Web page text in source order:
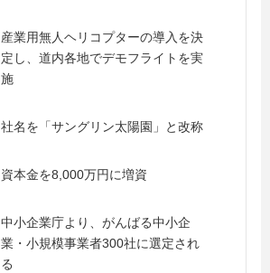
産業用無人ヘリコプターの導入を決
定し、道内各地でデモフライトを実
施
社名を「サングリン太陽園」と改称
資本金を8,000万円に増資
中小企業庁より、がんばる中小企
業・小規模事業者300社に選定され
る